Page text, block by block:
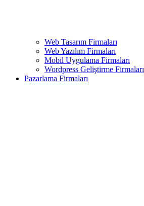
Web Tasarım Firmaları
Web Yazılım Firmaları
Mobil Uygulama Firmaları
Wordpress Geliştirme Firmaları
Pazarlama Firmaları